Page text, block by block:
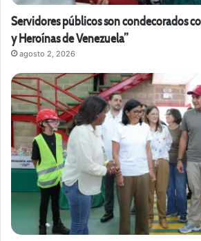
Servidores públicos son condecorados
y Heroínas de Venezuela”
agosto 2, 2026